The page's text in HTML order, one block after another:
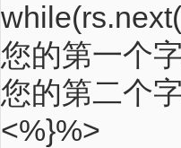
您的第一个
您的第二个
<%}%>